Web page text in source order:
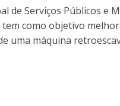
de Serviços Públicos
como objetivo
uma máquina